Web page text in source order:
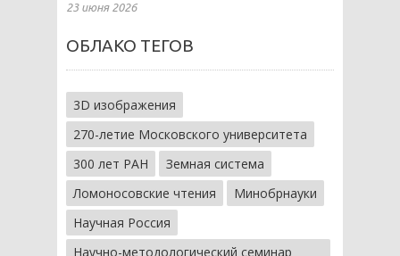
23 июня 2026
ОБЛАКО ТЕГОВ
3D изображения
270-летие Московского университета
300 лет РАН
Земная система
Ломоносовские чтения
Минобрнауки
Научная Россия
Научно-методологический семинар